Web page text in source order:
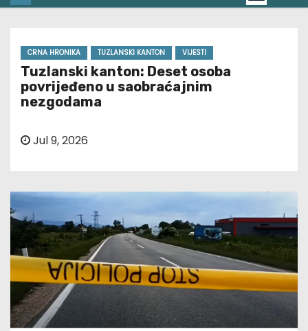
CRNA HRONIKA TUZLANSKI KANTON VIJESTI
Tuzlanski kanton: Deset osoba
povrijeđeno u saobraćajnim
nezgodama
Jul 9, 2026